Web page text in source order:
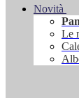
Novità
Le